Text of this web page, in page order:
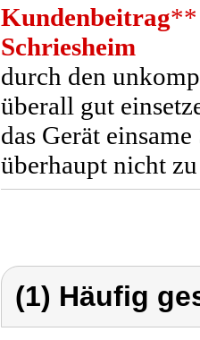
Kundenbeitrag**
Schriesheim
durch den
überall gut
das Gerät
überhaupt nicht
(1) Häufig